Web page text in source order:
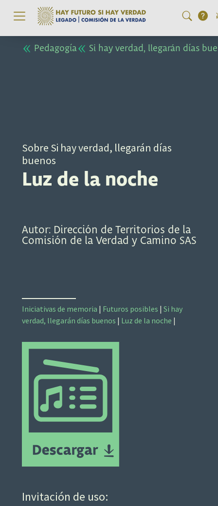
Pedagogía Si hay verdad, llegarán días
Sobre Si hay verdad, llegarán días
buenos
Luz de la noche
Autor: Dirección de Territorios de la
Comisión de la Verdad y Camino SAS
Iniciativas de memoria | Futuros posibles | Si hay
verdad, llegarán días buenos | Luz de la noche |
Invitación de uso: